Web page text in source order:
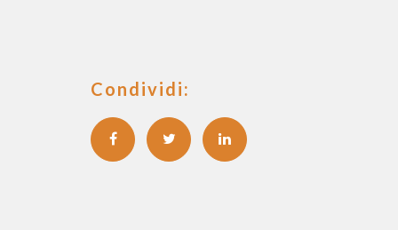
Condividi: